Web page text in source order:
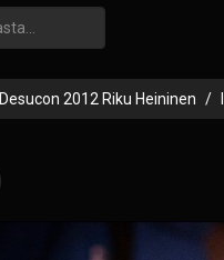
Desucon 2012 Riku Heininen